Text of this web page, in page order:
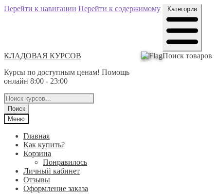
Перейти к навигации Перейти к содержимому
КЛАДОВАЯ КУРСОВ
Курсы по доступным ценам! Помощь
онлайн 8:00 - 23:00
Категории
Поиск товаров
Поиск
Меню
Главная
Как купить?
Корзина
Понравилось
Личный кабинет
Отзывы
Оформление заказа